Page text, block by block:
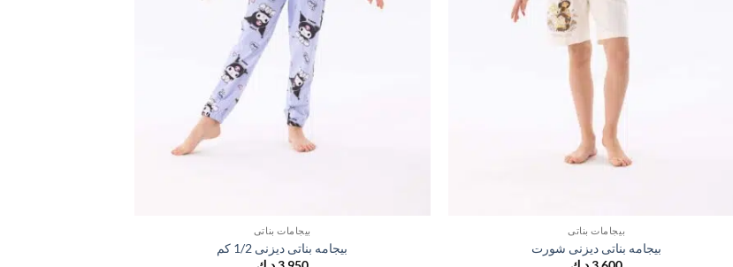
بيجامات بناتي
بيجامه بناتى ديزنى شورت
بيجامات بناتي
بيجامه بناتى ديزنى 1/2 كم